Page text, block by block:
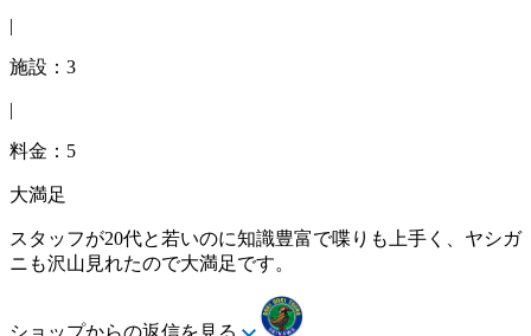
|
施設：3
|
料金：5
大満足
スタッフが20代と若いのに知識豊富で喋りも上手く、ヤシガ
ニも沢山見れたので大満足です。